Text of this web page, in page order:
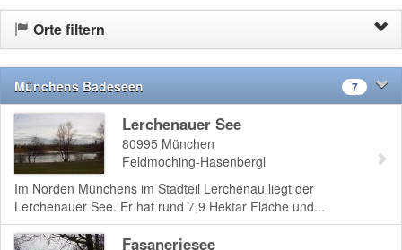
Orte filtern
Münchens Badeseen 7
Lerchenauer See
80995 München
Feldmoching-Hasenbergl
Im Norden Münchens im Stadteil Lerchenau liegt der
Lerchenauer See. Er hat rund 7,9 Hektar Fläche und...
Fasaneriesee